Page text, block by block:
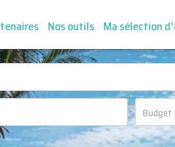
Nos outils Ma sélection